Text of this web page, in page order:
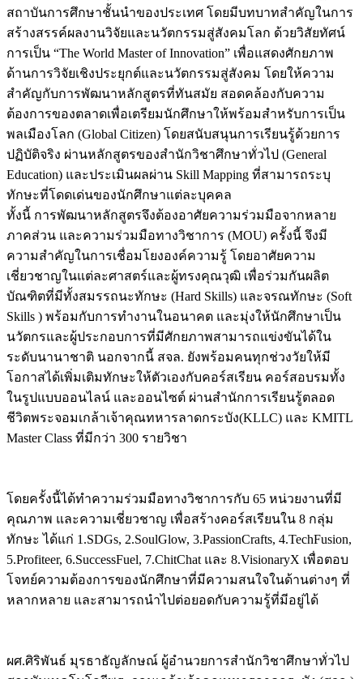
สถาบันการศึกษาชั้นนำของประเทศ โดยมีบทบาทสำคัญในการ
สร้างสรรค์ผลงานวิจัยและนวัตกรรมสู่สังคมโลก ด้วยวิสัยทัศน์
การเป็น “The World Master of Innovation” เพื่อแสดงศักยภาพ
ด้านการวิจัยเชิงประยุกต์และนวัตกรรมสู่สังคม โดยให้ความ
สำคัญกับการพัฒนาหลักสูตรที่ทันสมัย สอดคล้องกับความ
ต้องการของตลาดเพื่อเตรียมนักศึกษาให้พร้อมสำหรับการเป็น
พลเมืองโลก (Global Citizen) โดยสนับสนุนการเรียนรู้ด้วยการ
ปฏิบัติจริง ผ่านหลักสูตรของสำนักวิชาศึกษาทั่วไป (General
Education) และประเมินผลผ่าน Skill Mapping ที่สามารถระบุ
ทักษะที่โดดเด่นของนักศึกษาแต่ละบุคคล
ทั้งนี้ การพัฒนาหลักสูตรจึงต้องอาศัยความร่วมมือจากหลาย
ภาคส่วน และความร่วมมือทางวิชาการ (MOU) ครั้งนี้ จึงมี
ความสำคัญในการเชื่อมโยงองค์ความรู้ โดยอาศัยความ
เชี่ยวชาญในแต่ละศาสตร์และผู้ทรงคุณวุฒิ เพื่อร่วมกันผลิต
บัณฑิตที่มีทั้งสมรรถนะทักษะ (Hard Skills) และจรณทักษะ (Soft
Skills ) พร้อมกับการทำงานในอนาคต และมุ่งให้นักศึกษาเป็น
นวัตกรและผู้ประกอบการที่มีศักยภาพสามารถแข่งขันได้ใน
ระดับนานาชาติ นอกจากนี้ สจล. ยังพร้อมคนทุกช่วงวัยให้มี
โอกาสได้เพิ่มเติมทักษะให้ตัวเองกับคอร์สเรียน คอร์สอบรมทั้ง
ในรูปแบบออนไลน์ และออนไซต์ ผ่านสำนักการเรียนรู้ตลอด
ชีวิตพระจอมเกล้าเจ้าคุณทหารลาดกระบัง(KLLC) และ KMITL
Master Class ที่มีกว่า 300 รายวิชา
โดยครั้งนี้ได้ทำความร่วมมือทางวิชาการกับ 65 หน่วยงานที่มี
คุณภาพ และความเชี่ยวชาญ เพื่อสร้างคอร์สเรียนใน 8 กลุ่ม
ทักษะ ได้แก่ 1.SDGs, 2.SoulGlow, 3.PassionCrafts, 4.TechFusion,
5.Profiteer, 6.SuccessFuel, 7.ChitChat และ 8.VisionaryX เพื่อตอบ
โจทย์ความต้องการของนักศึกษาที่มีความสนใจในด้านต่างๆ ที่
หลากหลาย และสามารถนำไปต่อยอดกับความรู้ที่มีอยู่ได้
ผศ.ศิริพันธ์ มุรธาธัญลักษณ์ ผู้อำนวยการสำนักวิชาศึกษาทั่วไป